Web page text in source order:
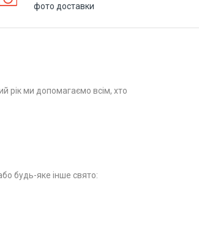
фото доставки
рік ми допомагаємо всім, хто
будь-яке інше свято: